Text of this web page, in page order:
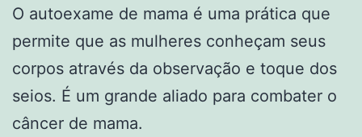
O autoexame de mama é uma prática que
permite que as mulheres conheçam seus
corpos através da observação e toque dos
seios. É um grande aliado para combater o
câncer de mama.